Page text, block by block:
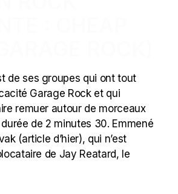
de ses groupes qui ont tout
Garage Rock et qui
remuer autour de morceaux
durée de 2 minutes 30. Emmené
(article d’hier), qui n’est
de Jay Reatard, le